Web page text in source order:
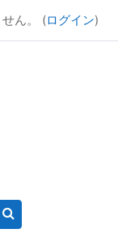
ん。 (ログイン)
コースを検索する